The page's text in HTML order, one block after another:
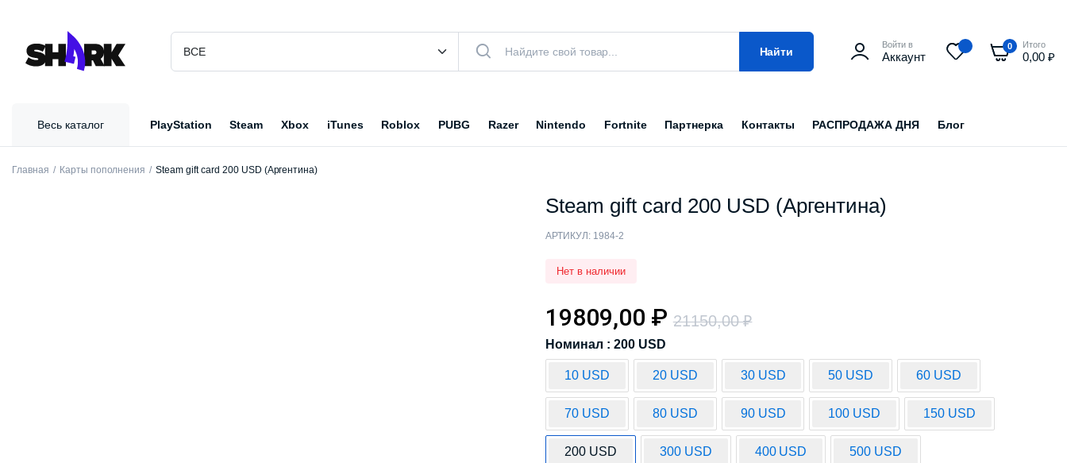
Найти
Войти в
Аккаунт
0 Итого
0,00₽
Весь каталог PlayStation Steam Xbox iTunes Roblox PUBG Razer Nintendo Fortnite Партнерка Контакты РАСПРОДАЖА ДНЯ Блог
Главная Карты пополнения Steam gift card 200 USD (Аргентина)
Steam gift card 200 USD (Аргентина)
АРТИКУЛ: 1984-2
Нет в наличии
21150,00₽
19809,00 ₽
Номинал : 200 USD
10 USD 20 USD 30 USD 50 USD 60 USD
70 USD 80 USD 90 USD 100 USD 150 USD
200 USD 300 USD 400 USD 500 USD